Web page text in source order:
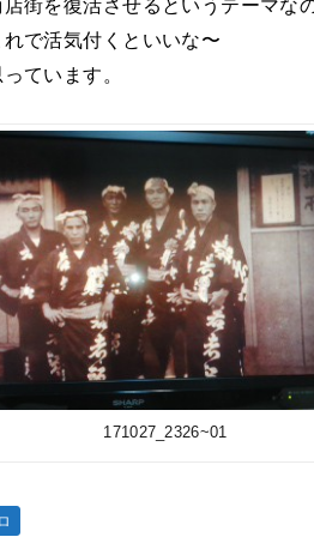
店街を復活させるというテーマな
で活気付くといいな〜
ています。
171027_2326~01